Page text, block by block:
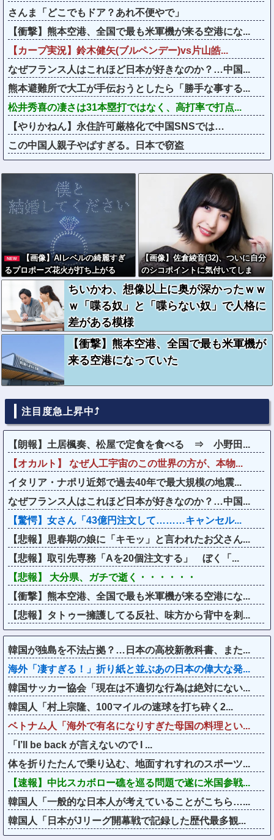
さんま「どこでもドア？あれ不便やで」
【衝撃】熊本空港、全国で最も米軍機が来る空港にな...
【カープ実況】鈴木健矢(ブルペンデー)vs片山皓...
なぜフランス人はこれほど日本が好きなのか？…中国...
熊本避難所で大工が手伝おうとしたら「勝手な事する...
松井秀喜の凄さは31本塁打ではなく、高打率で打点...
【やりかねん】永住許可厳格化で中国SNSでは…
この中国人親子やばすぎる。日本で窃盗
NEW
【画像】AIレベルの綺麗すぎ
るプロポーズ花火が打ち上がる
㊗????
【画像】佐倉綾音(32)、ついに自分
のシコポイントに気付いてしま
う・・・
ちいかわ、想像以上に奥が深かったｗｗ
ｗ「喋る奴」と「喋らない奴」で人格に
差がある模様
【衝撃】熊本空港、全国で最も米軍機が
来る空港になっていた
注目度急上昇中⤴
【朗報】土居楓奏、松屋で定食を食べる ⇒ 小野田...
【オカルト】 なぜ人工宇宙のこの世界の方が、本物...
イタリア・ナポリ近郊で過去40年で最大規模の地震...
なぜフランス人はこれほど日本が好きなのか？…中国...
【驚愕】女さん「43億円注文して………キャンセル...
【悲報】思春期の娘に「キモッ」と言われたお父さん...
【悲報】取引先専務「Aを20個注文する」 ぼく「...
【悲報】 大分県、ガチで逝く・・・・・・
【衝撃】熊本空港、全国で最も米軍機が来る空港にな...
【悲報】タトゥー擁護してる反社、味方から背中を刺...
韓国が独島を不法占拠？…日本の高校新教科書、また...
海外「凄すぎる！」折り紙と並ぶあの日本の偉大な発...
韓国サッカー協会「現在は不適切な行為は絶対にない...
韓国人「村上宗隆、100マイルの速球を打ち砕く2...
ベトナム人「海外で有名になりすぎた母国の料理とい...
「I’ll be back が言えないので I ...
体を折りたたんで乗り込む、地面すれすれのスポーツ...
【速報】中比スカボロー礁を巡る問題で遂に米国参戦...
韓国人「一般的な日本人が考えていることがこちら…...
韓国人「日本がJリーグ開幕戦で記録した歴代最多観...